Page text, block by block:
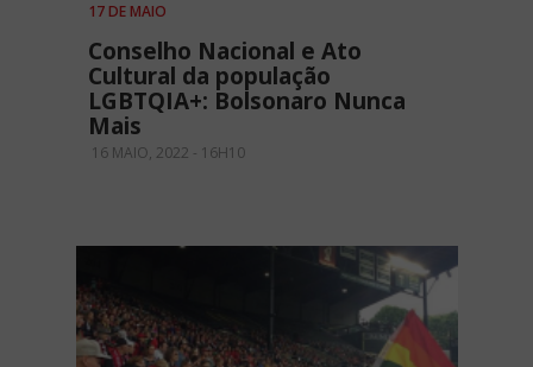
17 DE MAIO
Conselho Nacional e Ato
Cultural da população
LGBTQIA+: Bolsonaro Nunca
Mais
16 MAIO, 2022 - 16H10